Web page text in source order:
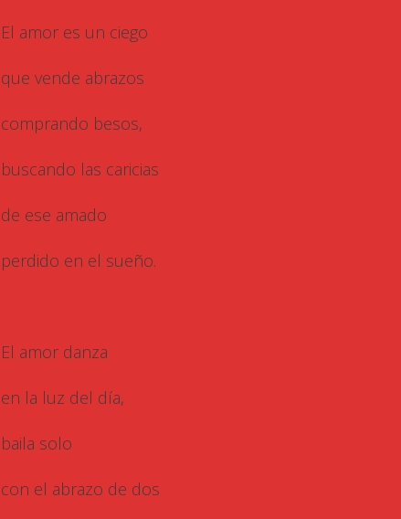
El amor es un ciego
que vende abrazos
comprando besos,
buscando las caricias
de ese amado
perdido en el sueño.
El amor danza
en la luz del día,
baila solo
con el abrazo de dos